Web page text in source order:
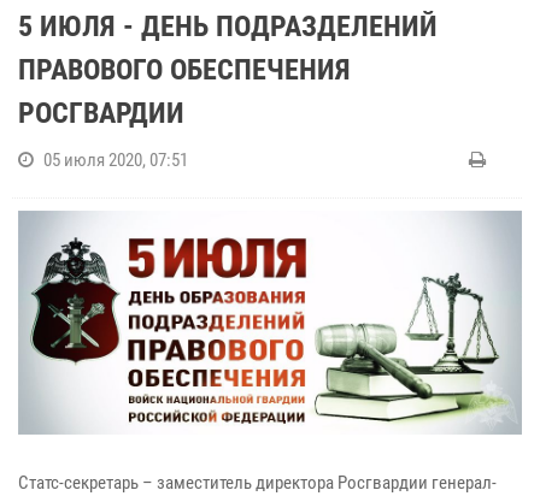
5 ИЮЛЯ - ДЕНЬ ПОДРАЗДЕЛЕНИЙ
ПРАВОВОГО ОБЕСПЕЧЕНИЯ
РОСГВАРДИИ
05 июля 2020, 07:51
Статс-секретарь – заместитель директора Росгвардии генерал-